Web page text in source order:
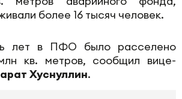
более 16 тысяч человек.
лет в ПФО было расселено
кв. метров, сообщил вице-
Хуснуллин.